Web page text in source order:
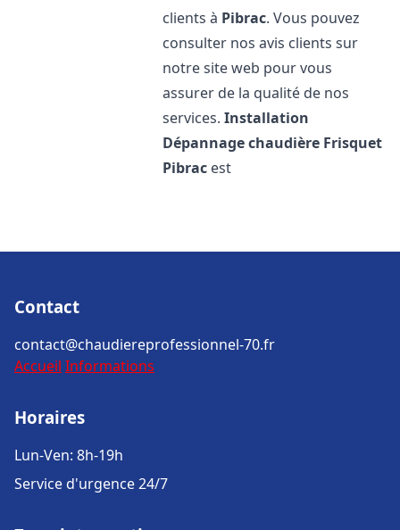
clients à Pibrac. Vous pouvez
consulter nos avis clients sur
notre site web pour vous
assurer de la qualité de nos
services.Installation
Dépannage chaudière Frisquet
Pibrac est
Contact
contact@chaudiereprofessionnel-70.fr
Accueil Informations
Horaires
Lun-Ven: 8h-19h
Service d'urgence 24/7